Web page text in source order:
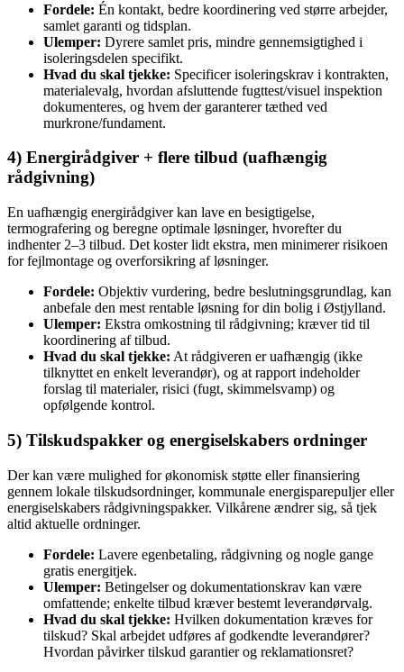
Fordele: Én kontakt, bedre koordinering ved større arbejder,
samlet garanti og tidsplan.
Ulemper: Dyrere samlet pris, mindre gennemsigtighed i
isoleringsdelen specifikt.
Hvad du skal tjekke: Specificer isoleringskrav i kontrakten,
materialevalg, hvordan afsluttende fugttest/visuel inspektion
dokumenteres, og hvem der garanterer tæthed ved
murkrone/fundament.
4) Energirådgiver + flere tilbud (uafhængig
rådgivning)
En uafhængig energirådgiver kan lave en besigtigelse,
termografering og beregne optimale løsninger, hvorefter du
indhenter 2–3 tilbud. Det koster lidt ekstra, men minimerer risikoen
for fejlmontage og overforsikring af løsninger.
Fordele: Objektiv vurdering, bedre beslutningsgrundlag, kan
anbefale den mest rentable løsning for din bolig i Østjylland.
Ulemper: Ekstra omkostning til rådgivning; kræver tid til
koordinering af tilbud.
Hvad du skal tjekke: At rådgiveren er uafhængig (ikke
tilknyttet en enkelt leverandør), og at rapport indeholder
forslag til materialer, risici (fugt, skimmelsvamp) og
opfølgende kontrol.
5) Tilskudspakker og energiselskabers ordninger
Der kan være mulighed for økonomisk støtte eller finansiering
gennem lokale tilskudsordninger, kommunale energisparepuljer eller
energiselskabers rådgivningspakker. Vilkårene ændrer sig, så tjek
altid aktuelle ordninger.
Fordele: Lavere egenbetaling, rådgivning og nogle gange
gratis energitjek.
Ulemper: Betingelser og dokumentationskrav kan være
omfattende; enkelte tilbud kræver bestemt leverandørvalg.
Hvad du skal tjekke: Hvilken dokumentation kræves for
tilskud? Skal arbejdet udføres af godkendte leverandører?
Hvordan påvirker tilskud garantier og reklamationsret?